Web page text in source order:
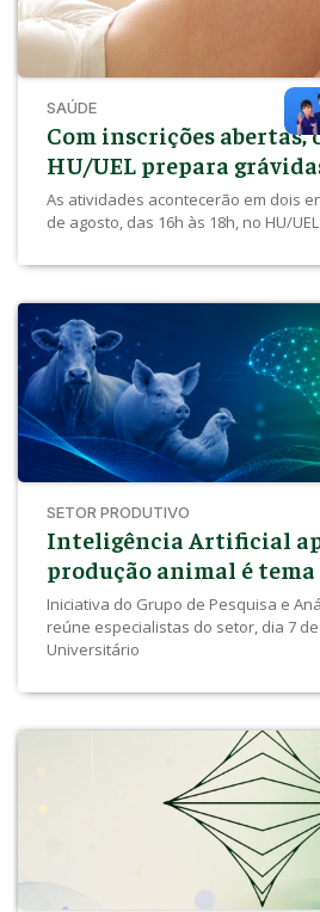
SAÚDE
Com inscrições abertas,
HU/UEL prepara
As atividades acontecerão em dois
de agosto, das 16h às 18h, no HU/UEL
SETOR PRODUTIVO
Inteligência Artificial
produção animal é tema
Iniciativa do Grupo de Pesquisa e
reúne especialistas do setor, dia 7
Universitário